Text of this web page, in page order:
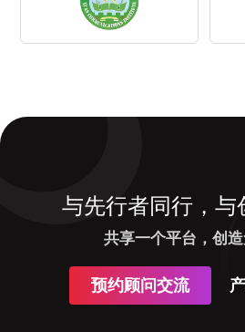
与先行者同行，与
共享一个平台，创
预约顾问交流